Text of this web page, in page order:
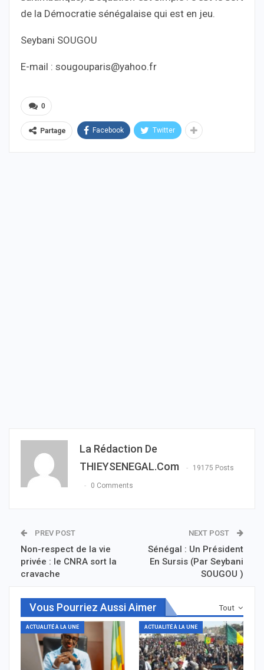
de la Démocratie sénégalaise qui est en jeu.
Seybani SOUGOU
E-mail : sougouparis@yahoo.fr
0
Partage Facebook Twitter
La Rédaction De
THIEYSENEGAL.com
19175 Posts
0 Comments
PREV POST
Non-respect de la vie
privée : le CNRA sort la
cravache
NEXT POST
Sénégal : Un Président
En Sursis (Par Seybani
SOUGOU )
Tout
Vous Pourriez Aussi Aimer
ACTUALITÉ À LA UNE ACTUALITÉ À LA UNE